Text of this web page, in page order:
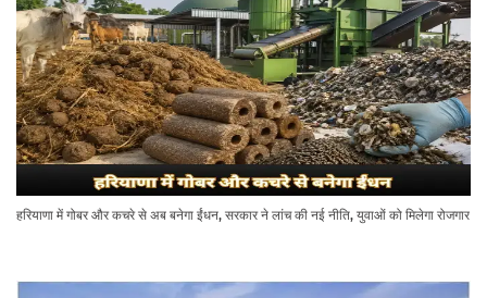
हरियाणा में गोबर और कचरे से अब बनेगा ईंधन, सरकार ने लांच की नई नीति, युवाओं को मिलेगा रोजगार